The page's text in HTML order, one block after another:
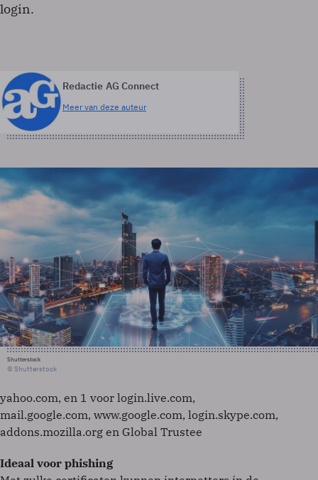
login.
Redactie AG Connect
Meer van deze auteur
Shutterstock
© Shutterstock
yahoo.com, en 1 voor login.live.com,
mail.google.com, www.google.com, login.skype.com,
addons.mozilla.org en Global Trustee
Ideaal voor phishing